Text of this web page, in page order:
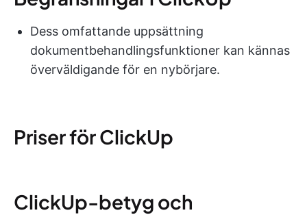
Dess omfattande uppsättning
dokumentbehandlingsfunktioner kan kännas
överväldigande för en nybörjare.
Priser för ClickUp
ClickUp-betyg och